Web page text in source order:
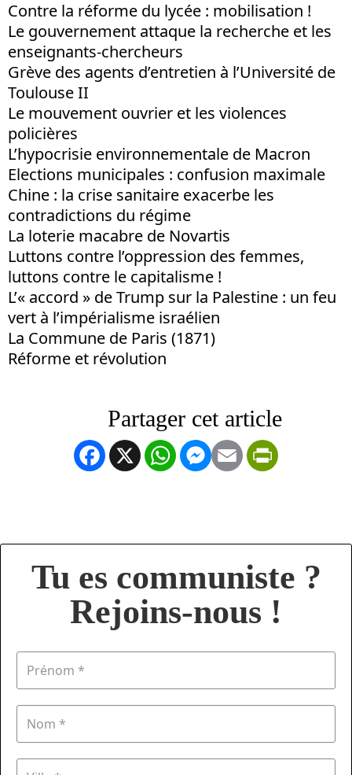
Contre la réforme du lycée : mobilisation !
Le gouvernement attaque la recherche et les
enseignants-chercheurs
Grève des agents d’entretien à l’Université de
Toulouse II
Le mouvement ouvrier et les violences
policières
L’hypocrisie environnementale de Macron
Elections municipales : confusion maximale
Chine : la crise sanitaire exacerbe les
contradictions du régime
La loterie macabre de Novartis
Luttons contre l’oppression des femmes,
luttons contre le capitalisme !
L’« accord » de Trump sur la Palestine : un feu
vert à l’impérialisme israélien
La Commune de Paris (1871)
Réforme et révolution
Facebook
X WhatsApp
Messenger
Email
Tu es communiste ?
Rejoins-nous !